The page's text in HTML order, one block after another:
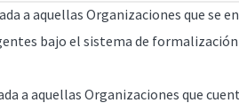
a aquellas Organizaciones que se
bajo el sistema de
a aquellas Organizaciones que